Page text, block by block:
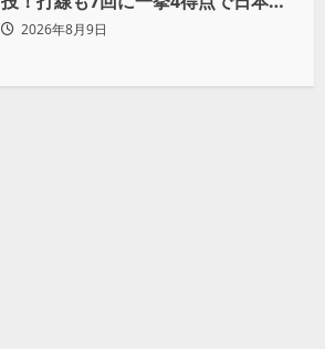
ムを完封
2026年8月9日